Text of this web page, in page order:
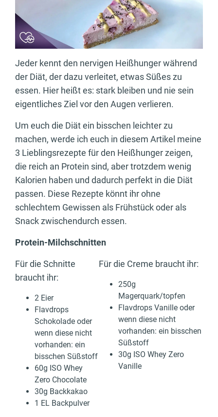
Jeder kennt den nervigen Heißhunger während
der Diät, der dazu verleitet, etwas Süßes zu
essen. Hier heißt es: stark bleiben und nie sein
eigentliches Ziel vor den Augen verlieren.
Um euch die Diät ein bisschen leichter zu
machen, werde ich euch in diesem Artikel meine
3 Lieblingsrezepte für den Heißhunger zeigen,
die reich an Protein sind, aber trotzdem wenig
Kalorien haben und dadurch perfekt in die Diät
passen. Diese Rezepte könnt ihr ohne
schlechtem Gewissen als Frühstück oder als
Snack zwischendurch essen.
Protein-Milchschnitten
Für die Schnitte
braucht ihr:
2 Eier
Flavdrops
Schokolade oder
wenn diese nicht
vorhanden: ein
bisschen Süßstoff
60g ISO Whey
Zero Chocolate
30g Backkakao
1 EL Backpulver
Für die Creme braucht ihr:
250g
Magerquark/topfen
Flavdrops Vanille oder
wenn diese nicht
vorhanden: ein bisschen
Süßstoff
30g ISO Whey Zero
Vanille